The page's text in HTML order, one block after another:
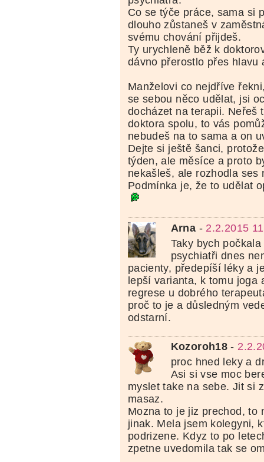
Co se týče práce, sama si
dlouho zůstaneš v
svému chování přijdeš.
Ty urychleně běž k
dávno přerostlo přes hlavu
Manželovi co nejdříve
se sebou něco udělat, jsi
docházet na terapii. Neřeš
doktora spolu, to vás
nebudeš na to sama a on
Dejte si ještě šanci,
týden, ale měsíce a proto
nekašleš, ale rozhodla ses
Podmínka je, že to udělat
Arna - 2.2.2015
Taky bych
psychiatři dnes
pacienty, předepíší léky a
lepší varianta, k tomu joga
regrese u dobrého
proč to je a důsledným
odstarní.
Kozoroh18 -
proc hned leky a
Asi si vse moc
myslet take na sebe. Jit si
masaz.
Mozna to je jiz prechod, to
jinak. Mela jsem kolegyni,
podrizene. Kdyz to po
zpetne uvedomila tak se